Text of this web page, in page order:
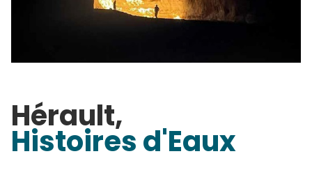
Hérault,
Histoires d'Eaux